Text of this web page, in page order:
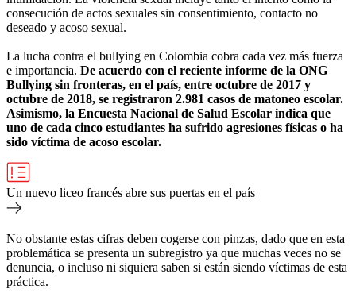
consecución de actos sexuales sin consentimiento, contacto no
deseado y acoso sexual.
La lucha contra el bullying en Colombia cobra cada vez más fuerza
e importancia. De acuerdo con el reciente informe de la ONG
Bullying sin fronteras, en el país, entre octubre de 2017 y
octubre de 2018, se registraron 2.981 casos de matoneo escolar.
Asimismo, la Encuesta Nacional de Salud Escolar indica que
uno de cada cinco estudiantes ha sufrido agresiones físicas o ha
sido víctima de acoso escolar.
Un nuevo liceo francés abre sus puertas en el país
No obstante estas cifras deben cogerse con pinzas, dado que en esta
problemática se presenta un subregistro ya que muchas veces no se
denuncia, o incluso ni siquiera saben si están siendo víctimas de esta
práctica.